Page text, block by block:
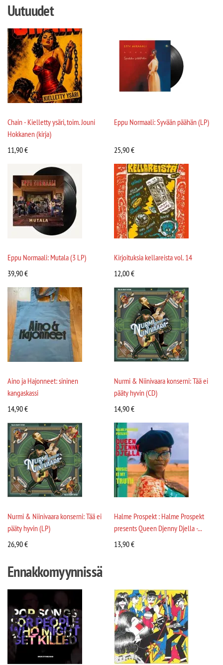
Uutuudet
Chain - Kielletty ysäri, toim. Jouni
Hokkanen (kirja)
11,90€
Eppu Normaali: Syvään päähän (LP)
25,90€
Eppu Normaali: Mutala (3 LP)
39,90€
Kirjoituksia kellareista vol. 14
12,00€
Aino ja Hajonneet: sininen
kangaskassi
14,90€
Nurmi & Niinivaara konserni: Tää ei
pääty hyvin (CD)
14,90€
Nurmi & Niinivaara konserni: Tää ei
pääty hyvin (LP)
26,90€
Halme Prospekt : Halme Prospekt
presents Queen Djenny Djella -...
13,90€
Ennakkomyynnissä